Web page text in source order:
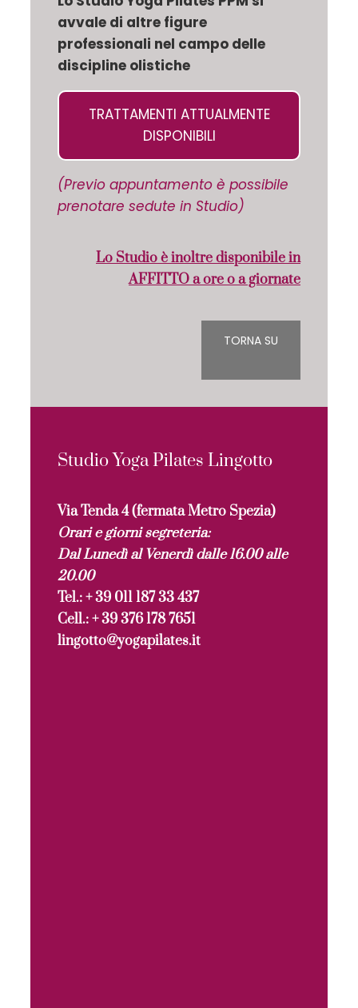
avvale di altre figure
professionali nel campo delle
discipline olistiche
TRATTAMENTI ATTUALMENTE
DISPONIBILI
(Previo appuntamento è possibile
prenotare sedute in Studio)
Lo Studio è inoltre disponibile in
AFFITTO a ore o a giornate
TORNA SU
Studio Yoga Pilates Lingotto
Via Tenda 4 (fermata Metro Spezia)
Orari e giorni segreteria:
Dal Lunedì al Venerdì dalle 16.00 alle
20.00
Tel.: + 39 011 187 33 437
Cell.: + 39 376 178 7651
lingotto@yogapilates.it